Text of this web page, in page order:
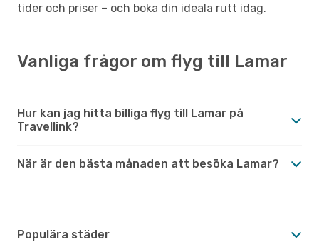
tider och priser – och boka din ideala rutt idag.
Vanliga frågor om flyg till Lamar
Hur kan jag hitta billiga flyg till Lamar på
Travellink?
När är den bästa månaden att besöka Lamar?
Populära städer